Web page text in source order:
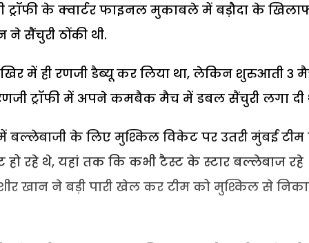
के क्वार्टर फाइनल मुकाबले में बड़ौदा के
सैंचुरी ठोंकी थी.
में ही रणजी डैब्यू कर लिया था, लेकिन शुरुआती 3
ट्रॉफी में अपने कमबैक मैच में डबल सैंचुरी लगा दी
बल्लेबाजी के लिए मुश्किल विकेट पर उतरी मुंबई
रहे थे, यहां तक कि कभी टैस्ट के स्टार बल्लेबाज रहे
खान ने बड़ी पारी खेल कर टीम को मुश्किल से